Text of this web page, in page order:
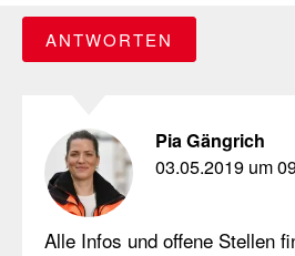
ANTWORTEN
Pia Gängrich
03.05.2019 um
Alle Infos und offene Stellen